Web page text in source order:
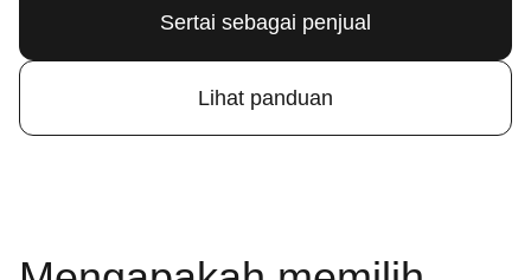
Sertai sebagai penjual
Lihat panduan